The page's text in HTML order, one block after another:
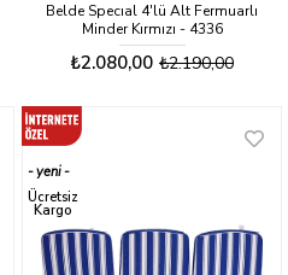
Belde Specıal 4'lü Alt Fermuarlı
Minder Kırmızı - 4336
₺2.080,00 ₺2.190,00
yeni
ürün
Ücretsiz
Kargo